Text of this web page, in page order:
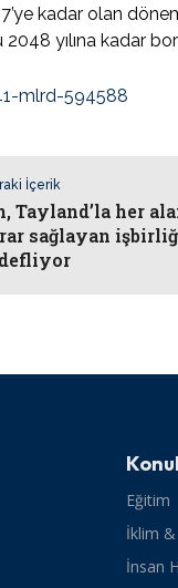
kadar olan
yılına kadar
mlrd-594588
İçerik
Tayland’la her
sağlayan
Eğitim
İklim
İnsan